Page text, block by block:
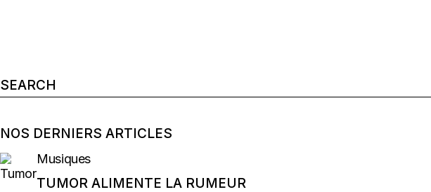
Search
for:
NOS DERNIERS ARTICLES
Musiques
TUMOR ALIMENTE LA RUMEUR